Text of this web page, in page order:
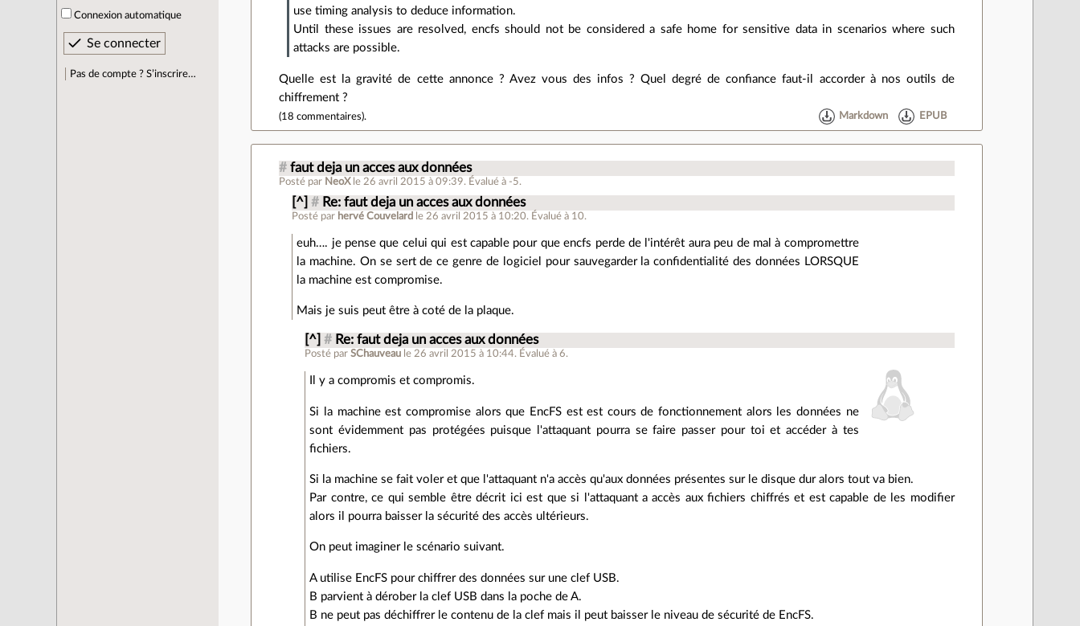
Connexion automatique
Pas de compte ? S’inscrire…
use timing analysis to deduce information.
Until these issues are resolved, encfs should not be considered a safe home for sensitive data in scenarios where such
attacks are possible.
Quelle est la gravité de cette annonce ? Avez vous des infos ? Quel degré de confiance faut-il accorder à nos outils de
chiffrement ?
(18 commentaires). Markdown EPUB
# faut deja un acces aux données
Posté par NeoX le 26 avril 2015 à 09:39. Évalué à -5.
[^] # Re: faut deja un acces aux données
Posté par hervé Couvelard le 26 avril 2015 à 10:20. Évalué à 10.
euh…. je pense que celui qui est capable pour que encfs perde de l'intérêt aura peu de mal à compromettre
la machine. On se sert de ce genre de logiciel pour sauvegarder la confidentialité des données LORSQUE
la machine est compromise.
Mais je suis peut être à coté de la plaque.
[^] # Re: faut deja un acces aux données
Posté parSChauveau le 26 avril 2015 à 10:44. Évalué à6.
Il y a compromis et compromis.
Si la machine est compromise alors que EncFS est est cours de fonctionnement alors les données ne
sont évidemment pas protégées puisque l'attaquant pourra se faire passer pour toi et accéder à tes
fichiers.
Si la machine se fait voler et que l'attaquant n'a accès qu'aux données présentes sur le disque dur alors tout va bien.
Par contre, ce qui semble être décrit ici est que si l'attaquant a accès aux fichiers chiffrés et est capable de les modifier
alors il pourra baisser la sécurité des accès ultérieurs.
On peut imaginer le scénario suivant.
A utilise EncFS pour chiffrer des données sur une clef USB.
B parvient à dérober la clef USB dans la poche de A.
B ne peut pas déchiffrer le contenu de la clef mais il peut baisser le niveau de sécurité de EncFS.